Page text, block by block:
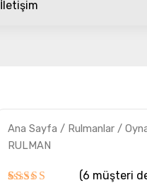
İletişim
Ana Sayfa / Rulmanlar /
RULMAN
(6 müşteri
FAG
RULMAN